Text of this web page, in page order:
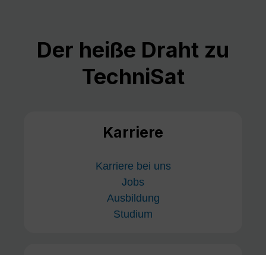
Der heiße Draht zu
TechniSat
Karriere
Karriere bei uns
Jobs
Ausbildung
Studium